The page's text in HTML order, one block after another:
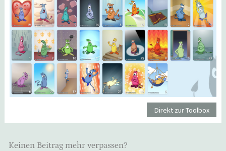
Direkt zur Toolbox
Keinen Beitrag mehr verpassen?